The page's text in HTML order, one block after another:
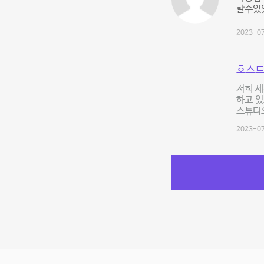
할수있
2023-
호스
저희
하고
스튜디
2023-